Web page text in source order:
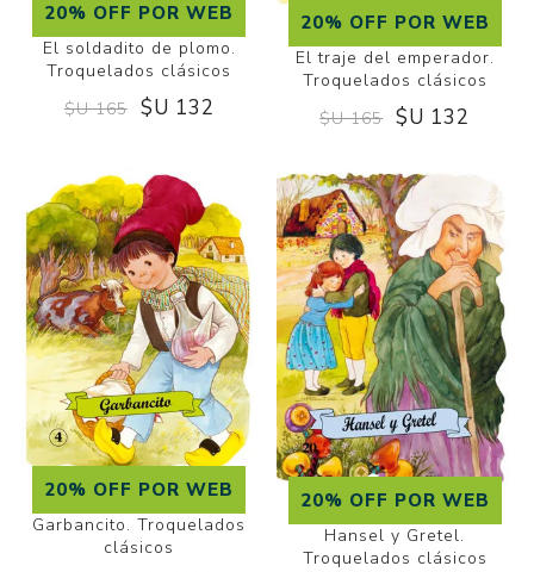
20% OFF POR WEB
El soldadito de plomo.
Troquelados clásicos
$U 165 $U 132
20% OFF POR WEB
El traje del emperador.
Troquelados clásicos
$U 165 $U 132
20% OFF POR WEB
Garbancito. Troquelados
clásicos
20% OFF POR WEB
Hansel y Gretel.
Troquelados clásicos